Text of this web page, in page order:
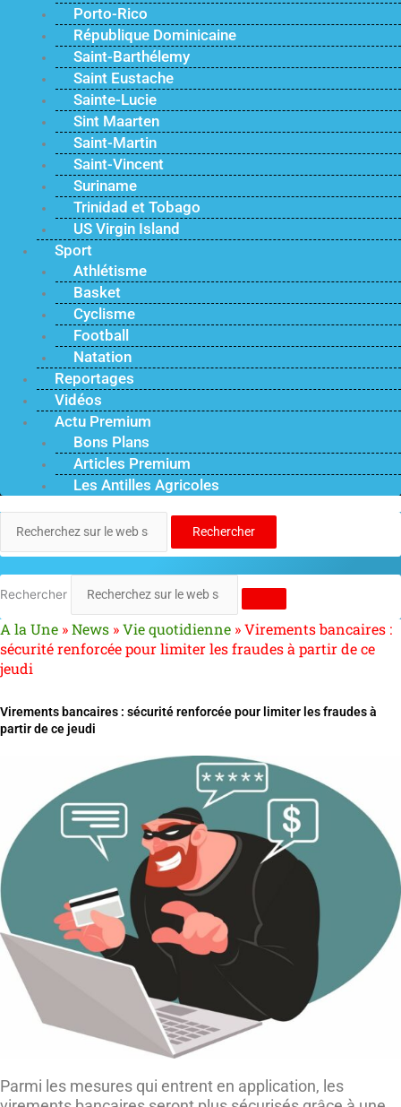
Porto-Rico
République Dominicaine
Saint-Barthélemy
Saint Eustache
Sainte-Lucie
Sint Maarten
Saint-Martin
Saint-Vincent
Suriname
Trinidad et Tobago
US Virgin Island
Sport
Athlétisme
Basket
Cyclisme
Football
Natation
Reportages
Vidéos
Actu Premium
Bons Plans
Articles Premium
Les Antilles Agricoles
Rechercher
Rechercher
A la Une »News »Vie quotidienne »Virements bancaires :
sécurité renforcée pour limiter les fraudes à partir de ce
jeudi
Virements bancaires : sécurité renforcée pour limiter les fraudes à
partir de ce jeudi
Parmi les mesures qui entrent en application, les